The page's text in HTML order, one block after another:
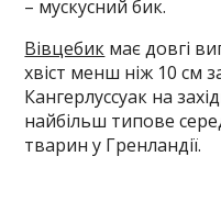
– мускусний бик.
Вівцебик має довгі
хвіст менш ніж 10 см
Кангерлуссуак на
найбільш типове
тварин у Гренландії.